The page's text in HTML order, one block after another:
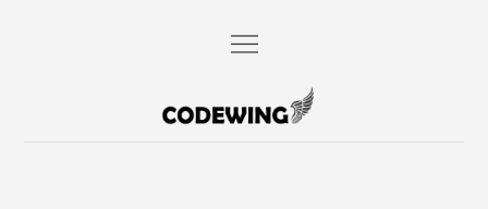
codewing.de